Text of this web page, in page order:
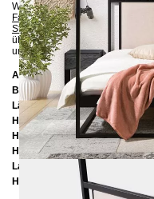
Wenn Sie sich bezüglich der
Farbprobenanfordern :-). Sie
Stoffmusterbestellen, um sich
überzeugen. Auf diese Weise
und des Stoffs perfekt zu Ihrer
Abmessungen
Breite:186 cm
Länge:206 cm / 216 cm / 226 cm
Höhe:200 cm
Höhe bis zur
Höhe bis zur
Lattenrostabsenkung:
Höhe von Kopfteil-Element: